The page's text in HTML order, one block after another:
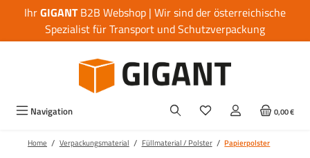
Zum Hauptinhalt springen
IhrGIGANTB2B Webshop | Wir sind der österreichische
Spezialist für Transport und Schutzverpackung
Navigation 0,00 €
Home / Verpackungsmaterial / Füllmaterial / Polster / Papierpolster